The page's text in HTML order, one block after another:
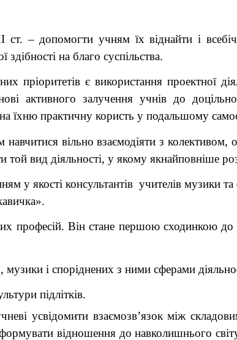
– допомогти учням їх віднайти і
на благо суспільства.
пріоритетів є використання проектної
активного залучення учнів до доцільної
їхню практичну користь у подальшому
вільно взаємодіяти з колективом,
вид діяльності, у якому якнайповніше
у якості консультантів учителів музики
професій. Він стане першою сходинкою до
музики і споріднених з ними сферами
підлітків.
усвідомити взаємозв’язок між
відношення до навколишнього